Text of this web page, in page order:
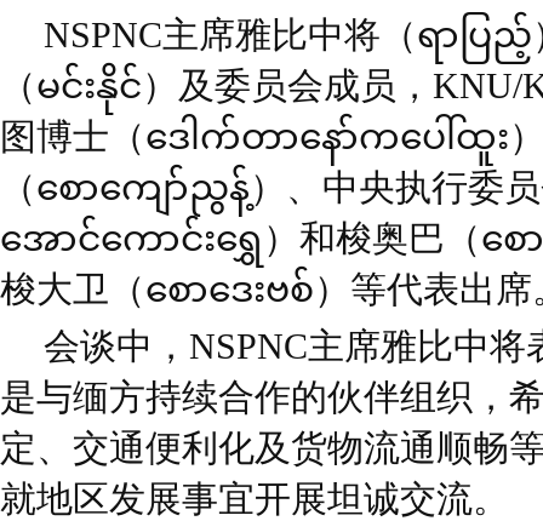
NSPNC主席雅比中将（ရာပြ
（မင်းနိုင်）及委员会成员，
图博士（ဒေါက်တာနော်ကပေါ်ထူး）
（စောကျော်ညွန့်）、中央执行委
အောင်ကောင်းရွှေ）和梭奥巴（စ
梭大卫（စောဒေးဗစ်）等代表出席
会谈中，NSPNC主席雅比中
是与缅方持续合作的伙伴组织，
定、交通便利化及货物流通顺畅
就地区发展事宜开展坦诚交流。